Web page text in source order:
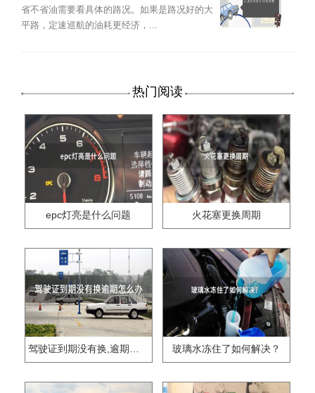
省不省油需要看具体的路况。如果是路况好的大
平路，定速巡航的油耗更经济，...
热门阅读
epc灯亮是什么问题 火花塞更换周期
驾驶证到期没有换,逾期怎么办?? 玻璃水冻住了如何解决？